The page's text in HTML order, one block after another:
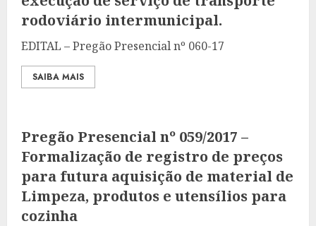
rodoviário intermunicipal.
EDITAL – Pregão Presencial nº 060-17
SAIBA MAIS
Pregão Presencial nº 059/2017 –
Formalização de registro de preços
para futura aquisição de material de
Limpeza, produtos e utensílios para
cozinha